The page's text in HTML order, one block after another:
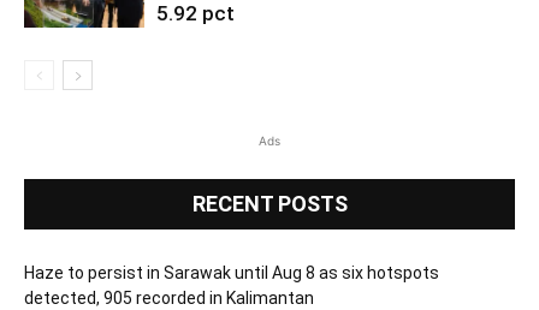
5.92 pct
Ads
RECENT POSTS
Haze to persist in Sarawak until Aug 8 as six hotspots
detected, 905 recorded in Kalimantan